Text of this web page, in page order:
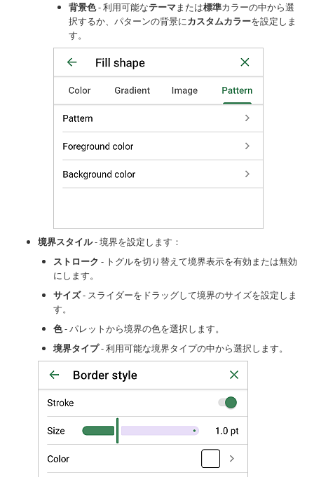
背景色- 利用可能なテーマまたは標準カラーの中から選
択するか、パターンの背景にカスタムカラーを設定しま
す。
境界スタイル- 境界を設定します：
ストローク - トグルを切り替えて境界表示を有効または無効
にします。
サイズ- スライダーをドラッグして境界のサイズを設定しま
す。
色- パレットから境界の色を選択します。
境界タイプ- 利用可能な境界タイプの中から選択します。